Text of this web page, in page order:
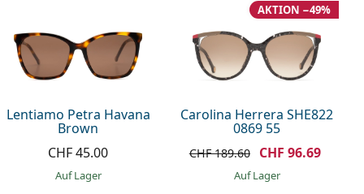
Lentiamo Petra Havana
Brown
CHF 45.00
auf Lager
Carolina Herrera SHE822
0869 55
AKTION −49%
CHF 189.60 CHF 96.69
auf Lager